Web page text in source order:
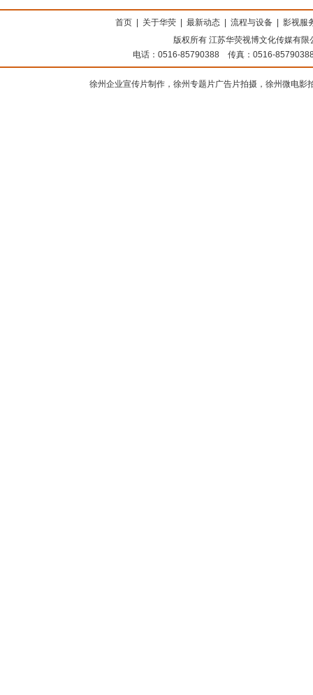
首页 关于华荧 最新动态 流程与设备
影视服
版权所有 江苏华荧视博文化传媒有
电话：0516-85790388 传真：0516-
徐州企业宣传片制作，徐州专题片广告片拍摄，徐州微电